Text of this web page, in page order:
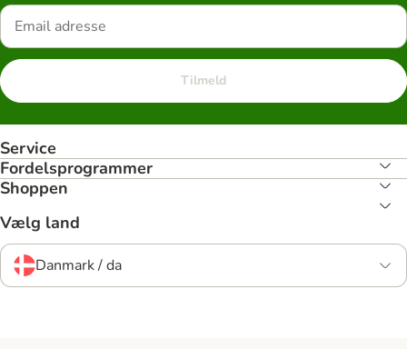
Tilmeld
Service
Fordelsprogrammer
Shoppen
Vælg land
Danmark / da